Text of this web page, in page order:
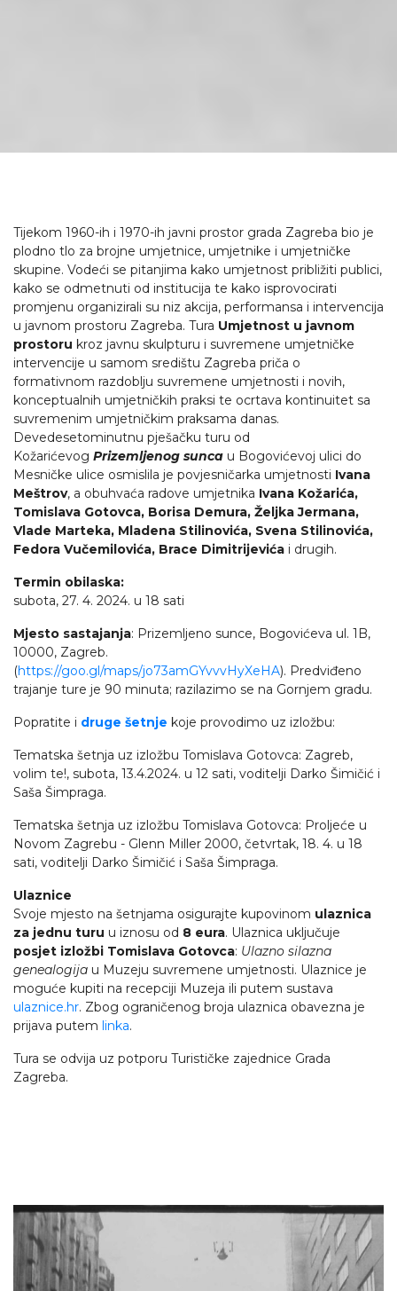
Tijekom 1960-ih i 1970-ih javni prostor grada Zagreba bio je
plodno tlo za brojne umjetnice, umjetnike i umjetničke
skupine. Vodeći se pitanjima kako umjetnost približiti publici,
kako se odmetnuti od institucija te kako isprovocirati
promjenu organizirali su niz akcija, performansa i intervencija
u javnom prostoru Zagreba. Tura Umjetnost u javnom
prostoru kroz javnu skulpturu i suvremene umjetničke
intervencije u samom središtu Zagreba priča o
formativnom razdoblju suvremene umjetnosti i novih,
konceptualnih umjetničkih praksi te ocrtava kontinuitet sa
suvremenim umjetničkim praksama danas.
Devedesetominutnu pješačku turu od
Kožarićevog Prizemljenog sunca u Bogovićevoj ulici do
Mesničke ulice osmislila je povjesničarka umjetnosti Ivana
Meštrov, a obuhvaća radove umjetnika Ivana Kožarića,
Tomislava Gotovca, Borisa Demura, Željka Jermana,
Vlade Marteka, Mladena Stilinovića, Svena Stilinovića,
Fedora Vučemilovića, Brace Dimitrijevića i drugih.
Termin obilaska:
subota, 27. 4. 2024. u 18 sati
Mjesto sastajanja: Prizemljeno sunce, Bogovićeva ul. 1B,
10000, Zagreb.
(https://goo.gl/maps/jo73amGYvvvHyXeHA). Predviđeno
trajanje ture je 90 minuta; razilazimo se na Gornjem gradu.
Popratite i druge šetnje koje provodimo uz izložbu:
Tematska šetnja uz izložbu Tomislava Gotovca: Zagreb,
volim te!, subota, 13.4.2024. u 12 sati, voditelji Darko Šimičić i
Saša Šimpraga.
Tematska šetnja uz izložbu Tomislava Gotovca: Proljeće u
Novom Zagrebu - Glenn Miller 2000, četvrtak, 18. 4. u 18
sati, voditelji Darko Šimičić i Saša Šimpraga.
Ulaznice
Svoje mjesto na šetnjama osigurajte kupovinom ulaznica
za jednu turu u iznosu od 8 eura. Ulaznica uključuje
posjet izložbi Tomislava Gotovca: Ulazno silazna
genealogija u Muzeju suvremene umjetnosti. Ulaznice je
moguće kupiti na recepciji Muzeja ili putem sustava
ulaznice.hr. Zbog ograničenog broja ulaznica obavezna je
prijava putem linka.
Tura se odvija uz potporu Turističke zajednice Grada
Zagreba.